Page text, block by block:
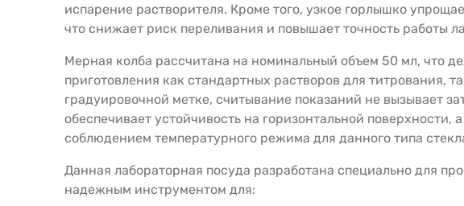
испарение растворителя. Кроме того, узкое горлышко
что снижает риск переливания и повышает точность работы
Мерная колба рассчитана на номинальный объем 50 мл, что
приготовления как стандартных растворов для титрования,
градуировочной метке, считывание показаний не вызывает
обеспечивает устойчивость на горизонтальной
соблюдением температурного режима для данного типа
Данная лабораторная посуда разработана специально для
надежным инструментом для: